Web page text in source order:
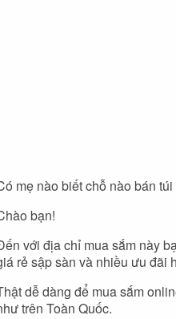
mẹ nào biết chỗ nào bán
bạn!
với địa chỉ mua sắm này
rẻ sập sàn và nhiều ưu đãi
dễ dàng để mua sắm
trên Toàn Quốc.